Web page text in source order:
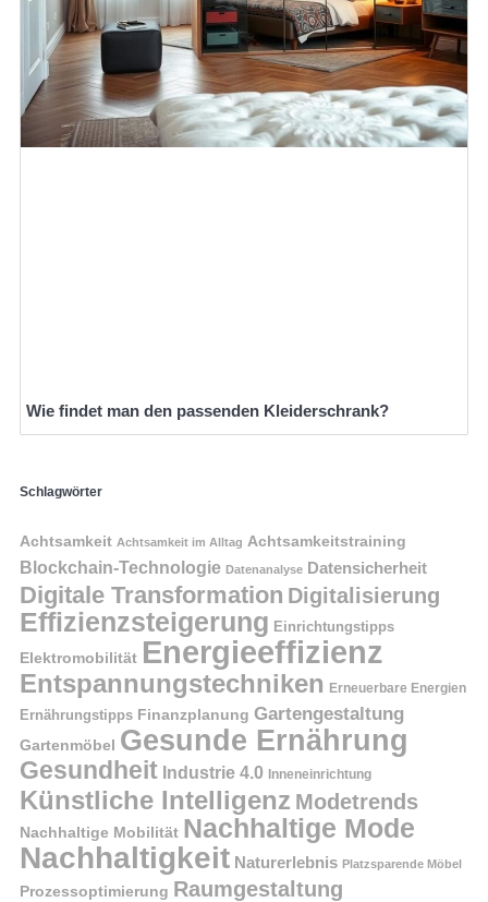
Wie findet man den passenden Kleiderschrank?
Schlagwörter
Achtsamkeit Achtsamkeit im Alltag Achtsamkeitstraining
Blockchain-Technologie Datenanalyse Datensicherheit
Digitale Transformation Digitalisierung
Effizienzsteigerung Einrichtungstipps
Elektromobilität Energieeffizienz
Entspannungstechniken Erneuerbare Energien
Ernährungstipps Finanzplanung Gartengestaltung
Gartenmöbel Gesunde Ernährung
Gesundheit Industrie 4.0 Inneneinrichtung
Künstliche Intelligenz Modetrends
Nachhaltige Mobilität Nachhaltige Mode
Nachhaltigkeit Naturerlebnis Platzsparende Möbel
Prozessoptimierung Raumgestaltung